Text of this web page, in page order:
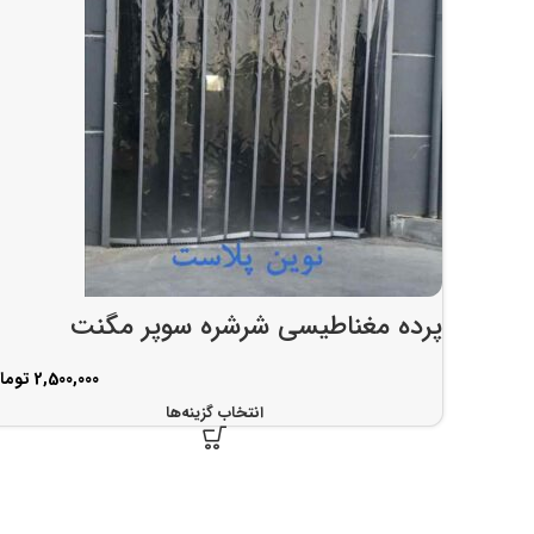
پرده مغناطیسی شرشره سوپر مگنت
انتخاب گزینه‌ها